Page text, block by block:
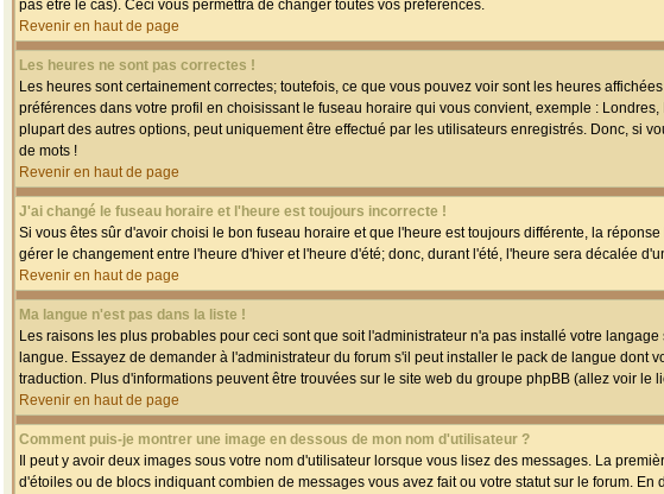
pas être le cas). Ceci vous permettra de changer toutes vos préférences.
Revenir en haut de page
Les heures ne sont pas correctes !
Les heures sont certainement correctes; toutefois, ce que vous pouvez voir sont les heures
préférences dans votre profil en choisissant le fuseau horaire qui vous convient, exemple :
plupart des autres options, peut uniquement être effectué par les utilisateurs enregistrés. Donc, si
de mots !
Revenir en haut de page
J'ai changé le fuseau horaire et l'heure est toujours incorrecte !
Si vous êtes sûr d'avoir choisi le bon fuseau horaire et que l'heure est toujours différente, la
gérer le changement entre l'heure d'hiver et l'heure d'été; donc, durant l'été, l'heure sera décalée
Revenir en haut de page
Ma langue n'est pas dans la liste !
Les raisons les plus probables pour ceci sont que soit l'administrateur n'a pas installé votre
langue. Essayez de demander à l'administrateur du forum s'il peut installer le pack de langue
traduction. Plus d'informations peuvent être trouvées sur le site web du groupe phpBB (allez voir le
Revenir en haut de page
Comment puis-je montrer une image en dessous de mon nom d'utilisateur ?
Il peut y avoir deux images sous votre nom d'utilisateur lorsque vous lisez des messages. La
d'étoiles ou de blocs indiquant combien de messages vous avez fait ou votre statut sur le forum.